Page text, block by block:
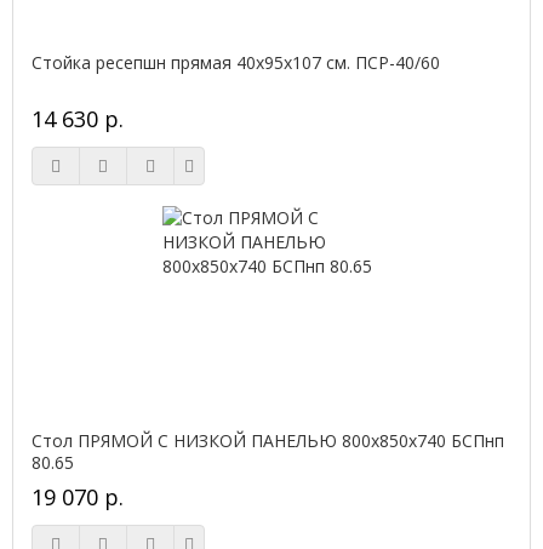
Стойка ресепшн прямая 40х95х107 см. ПСР-40/60
14 630 р.
Стол ПРЯМОЙ С НИЗКОЙ ПАНЕЛЬЮ 800х850х740 БСПнп
80.65
19 070 р.